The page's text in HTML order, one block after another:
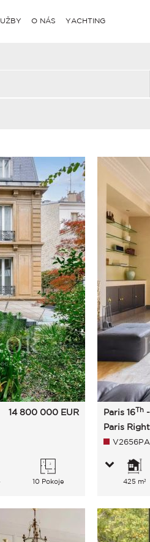
O NÁS YACHTING
14 800 000 EUR
10 Pokoje
Paris 16Th-
Paris
V2656PA
425 m²